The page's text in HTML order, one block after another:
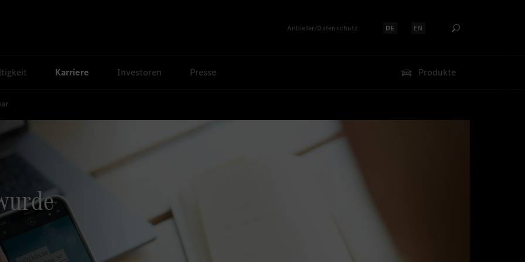
Anbieter/Datenschutz Sprache auswählen:
DE Sprache auswählen:
EN
Karriere Investoren Presse Produkte